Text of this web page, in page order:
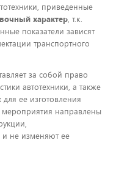
приведенные
характер, т.к.
показатели зависят
транспортного
за собой право
автотехники, а также
ее изготовления
направлены
и не изменяют ее